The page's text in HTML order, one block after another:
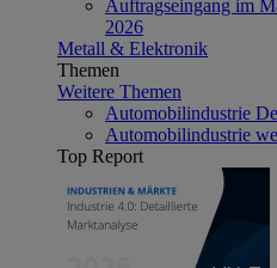
Auftragseingang im
2026
Metall & Elektronik
Themen
Weitere Themen
Automobilindustrie
Automobilindustrie
Top Report